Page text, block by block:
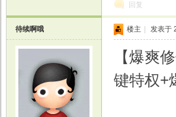
回复
待续啊哦 楼主 发表于
【爆爽
键特权+